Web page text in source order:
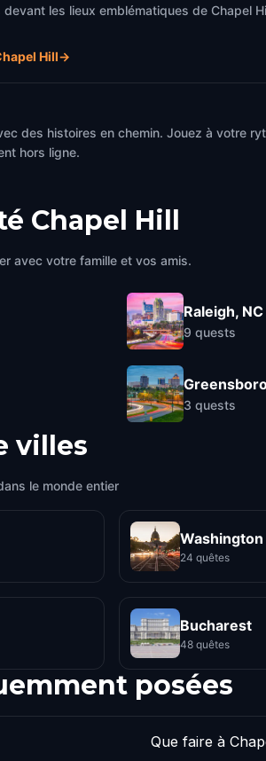
les lieux emblématiques de Chapel
Hill→
des histoires en chemin. Jouez à votre
hors ligne.
Chapel Hill
avec votre famille et vos amis.
Raleigh, NC
9 quests
3 quests
villes
le monde entier
Washington
24 quêtes
Bucharest
48 quêtes
posées
Que faire à